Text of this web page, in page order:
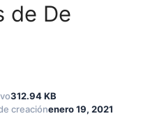
de De
312.94 KB
creaciónenero 19, 2021